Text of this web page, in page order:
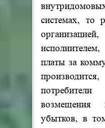
системах, то
платы за
потребители
возмещения
убытков, в